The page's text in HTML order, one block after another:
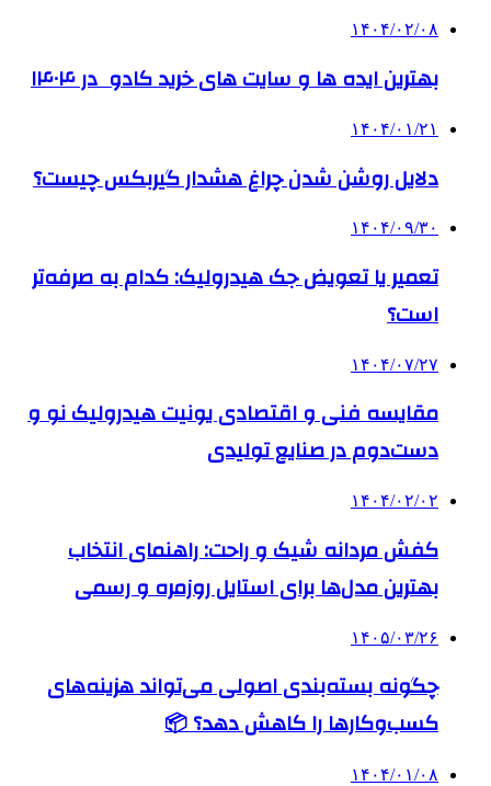
۱۴۰۴/۰۲/۰۸
بهترین ایده ها و سایت های خرید کادو در ۱۴۰۴
۱۴۰۴/۰۱/۲۱
دلایل روشن شدن چراغ هشدار گیربکس چیست؟
۱۴۰۴/۰۹/۳۰
تعمیر یا تعویض جک هیدرولیک: کدام به صرفه‌تر
است؟
۱۴۰۴/۰۷/۲۷
مقایسه فنی و اقتصادی یونیت هیدرولیک نو و
دست‌دوم در صنایع تولیدی
۱۴۰۴/۰۲/۰۲
کفش مردانه شیک و راحت: راهنمای انتخاب
بهترین مدل‌ها برای استایل روزمره و رسمی
۱۴۰۵/۰۳/۲۶
چگونه بسته‌بندی اصولی می‌تواند هزینه‌های
کسب‌وکارها را کاهش دهد؟ 📦
۱۴۰۴/۰۱/۰۸